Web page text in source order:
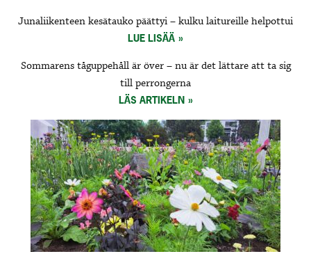
Junaliikenteen kesätauko päättyi – kulku laitureille helpottui
LUE LISÄÄ
Sommarens tåguppehåll är över – nu är det lättare att ta sig
till perrongerna
LÄS ARTIKELN